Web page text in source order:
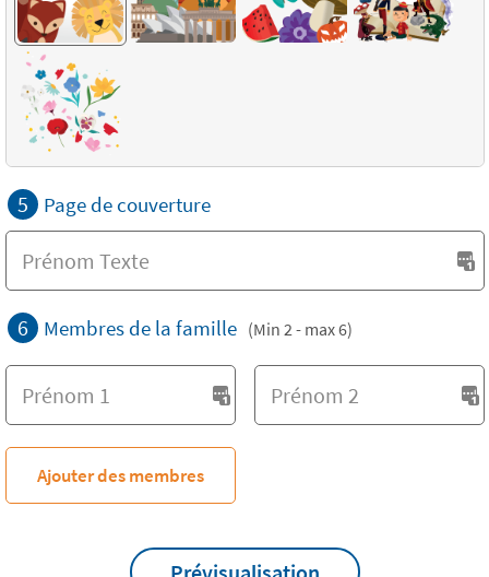
5 Page de couverture
6 Membres de la famille (Min 2 - max 6)
Ajouter des membres
Prévisualisation